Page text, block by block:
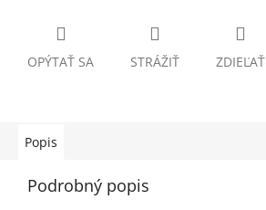
OPÝTAŤ SA STRÁŽIŤ ZDIEĽAŤ
Popis
Podrobný popis